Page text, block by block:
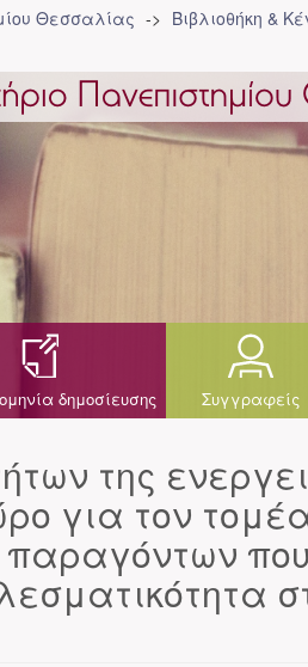
Θεσσαλίας Βιβλιοθήκη &
δημοσίευσης Συγγραφείς
της
για τον
παραγόντων